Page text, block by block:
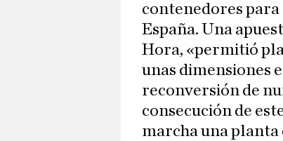
contenedores
España. Una
Hora, «permitió
unas dimensiones
reconversión de
consecución de
marcha una planta